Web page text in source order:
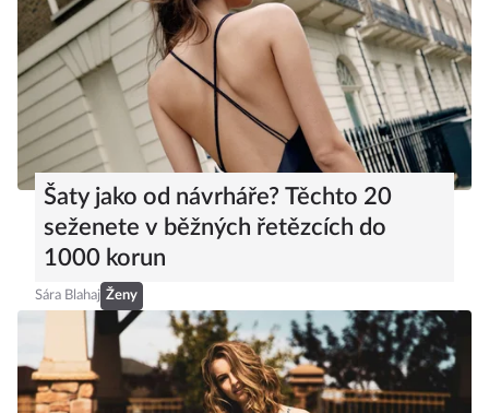
Šaty jako od návrháře? Těchto 20
seženete v běžných řetězcích do
1000 korun
Sára Blahaj Ženy